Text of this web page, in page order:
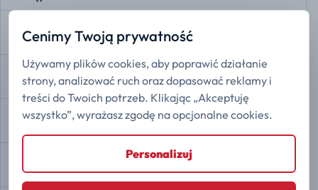
Dostępne
Rozdział siły hamowania EBD
Dostępne
Asystent hamowania
Dostępne
Cenimy Twoją prywatność
Używamy plików cookies, aby poprawić działanie
strony, analizować ruch oraz dopasować reklamy i
treści do Twoich potrzeb. Klikając „Akceptuję
wszystko”, wyrażasz zgodę na opcjonalne cookies.
Personalizuj